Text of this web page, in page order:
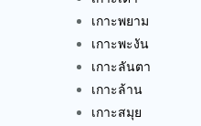
เกาะพยาม
เกาะพะงัน
เกาะลันตา
เกาะล้าน
เกาะสมุย